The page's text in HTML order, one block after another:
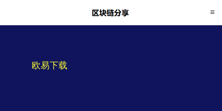
欧易下载